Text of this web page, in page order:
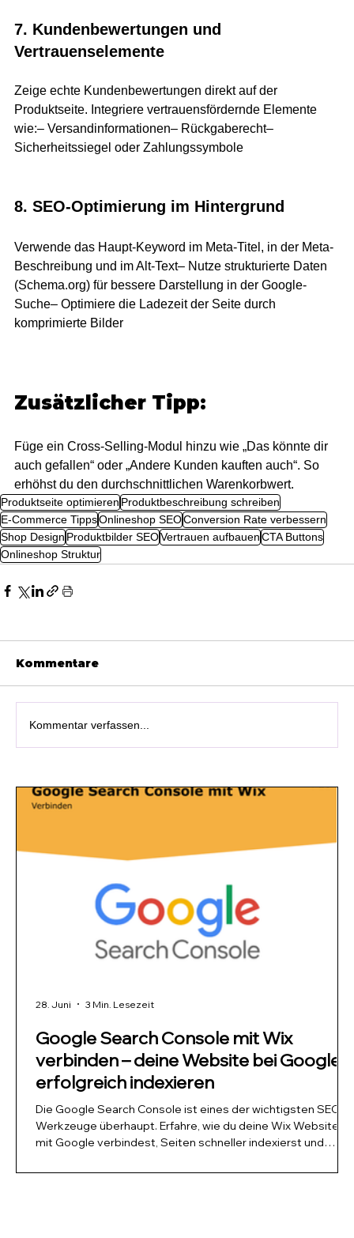
7. Kundenbewertungen und
Vertrauenselemente
Zeige echte Kundenbewertungen direkt auf der
Produktseite. Integriere vertrauensfördernde Elemente
wie:– Versandinformationen– Rückgaberecht–
Sicherheitssiegel oder Zahlungssymbole
8. SEO-Optimierung im Hintergrund
Verwende das Haupt-Keyword im Meta-Titel, in der Meta-
Beschreibung und im Alt-Text– Nutze strukturierte Daten
(Schema.org) für bessere Darstellung in der Google-
Suche– Optimiere die Ladezeit der Seite durch
komprimierte Bilder
Zusätzlicher Tipp:
Füge ein Cross-Selling-Modul hinzu wie „Das könnte dir
auch gefallen“ oder „Andere Kunden kauften auch“. So
erhöhst du den durchschnittlichen Warenkorbwert.
Produktseite optimieren Produktbeschreibung schreiben
E-Commerce TippsOnlineshop SEOConversion Rate verbessern
Shop Design Produktbilder SEOVertrauen aufbauenCTA Buttons
Onlineshop Struktur
Kommentare
Kommentar verfassen...
Google Search Console mit Wix
verbinden – deine Website bei Google
erfolgreich indexieren
Die Google Search Console ist eines der wichtigsten SEO
Werkzeuge überhaupt. Erfahre, wie du deine Wix Website
mit Google verbindest, Seiten schneller indexierst und
28. Juni 3 Min. Lesezeit